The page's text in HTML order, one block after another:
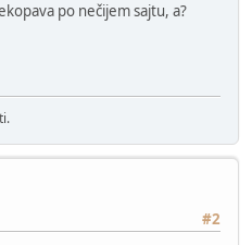
po nečijem sajtu, a?
#2